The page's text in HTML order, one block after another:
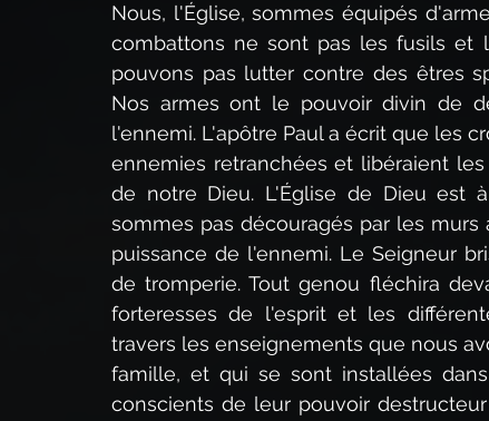
Nous, l'Église, sommes équipés
combattons ne sont pas les fusils et
pouvons pas lutter contre des êtres
Nos armes ont le pouvoir divin de
l'ennemi. L'apôtre Paul a écrit que les
ennemies retranchées et libéraient
de notre Dieu. L'Église de Dieu est
sommes pas découragés par les
puissance de l'ennemi. Le Seigneur
de tromperie. Tout genou fléchira
forteresses de l'esprit et les
travers les enseignements que nous
famille, et qui se sont installées
conscients de leur pouvoir